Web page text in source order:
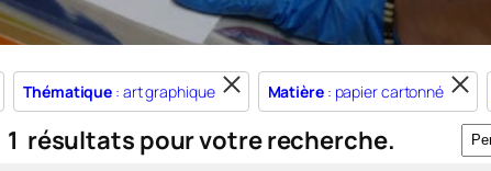
Thématique : art graphique Matière: papier cartonné
1 résultats pour votre recherche.